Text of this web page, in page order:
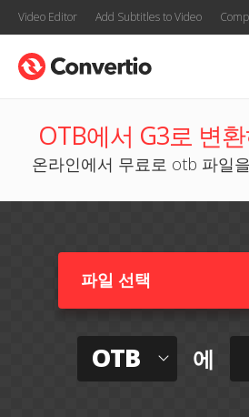
Video Editor Add Subtitles to Video
OTB에서 G3로 변
온라인에서 무료로 otb 파일
파일 선택
OTB 에